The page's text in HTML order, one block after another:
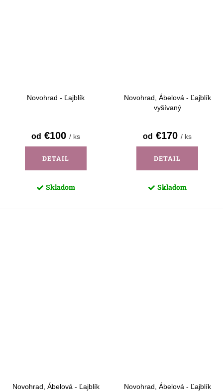
Novohrad - Ľajblík
od €100 / ks
DETAIL
Skladom
Novohrad, Ábelová - Ľajblík
vyšívaný
od €170 / ks
DETAIL
Skladom
Novohrad, Ábelová - Ľajblík
Novohrad, Ábelová - Ľajblík